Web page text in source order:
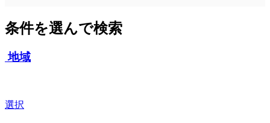
条件を選んで検索
地域
選択